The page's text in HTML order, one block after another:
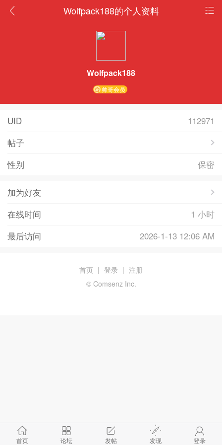
Wolfpack188的个人资料
Wolfpack188
帅哥会员
UID
112971
帖子
性别
保密
加为好友
在线时间
1 小时
最后访问
2026-1-13 12:06 AM
首页 论坛 发帖 发现 登录
首页 | 登录 | 注册
© Comsenz Inc.